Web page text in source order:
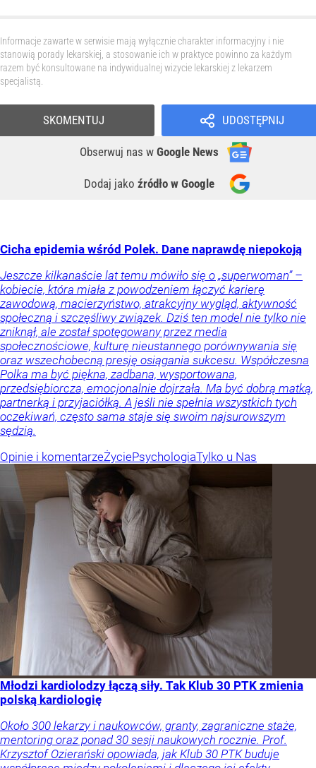
Informacje zawarte w serwisie mają wyłącznie charakter informacyjny i nie
stanowią porady lekarskiej, a stosowanie ich w praktyce powinno za każdym
razem być konsultowane na indywidualnej wizycie lekarskiej z lekarzem
specjalistą.
UDOSTĘPNIJ
Obserwuj nas w Google News
Dodaj jako źródło w Google
SKOMENTUJ
Cicha epidemia wśród Polek. Dane naprawdę niepokoją
Jeszcze kilkanaście lat temu mówiło się o „superwoman” –
kobiecie, która miała z powodzeniem łączyć karierę
zawodową, macierzyństwo, atrakcyjny wygląd, aktywność
społeczną i szczęśliwy związek. Dziś ten model nie tylko nie
zniknął, ale został spotęgowany przez media
społecznościowe, kulturę nieustannego porównywania się
oraz wszechobecną presję osiągania sukcesu. Współczesna
Polka ma być piękna, zadbana, wysportowana,
przedsiębiorcza, emocjonalnie dojrzała. Ma być dobrą matką,
partnerką i przyjaciółką. A jeśli nie spełnia wszystkich tych
oczekiwań, często sama staje się swoim najsurowszym
sędzią.
Opinie i komentarzeŻyciePsychologiaTylko u Nas
Młodzi kardiolodzy łączą siły. Tak Klub 30 PTK zmienia
polską kardiologię
Około 300 lekarzy i naukowców, granty, zagraniczne staże,
mentoring oraz ponad 30 sesji naukowych rocznie. Prof.
Krzysztof Ozierański opowiada, jak Klub 30 PTK buduje